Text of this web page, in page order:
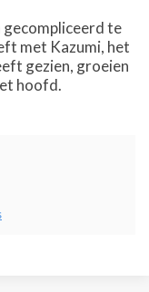
gecompliceerd te
met Kazumi, het
gezien, groeien
hoofd.